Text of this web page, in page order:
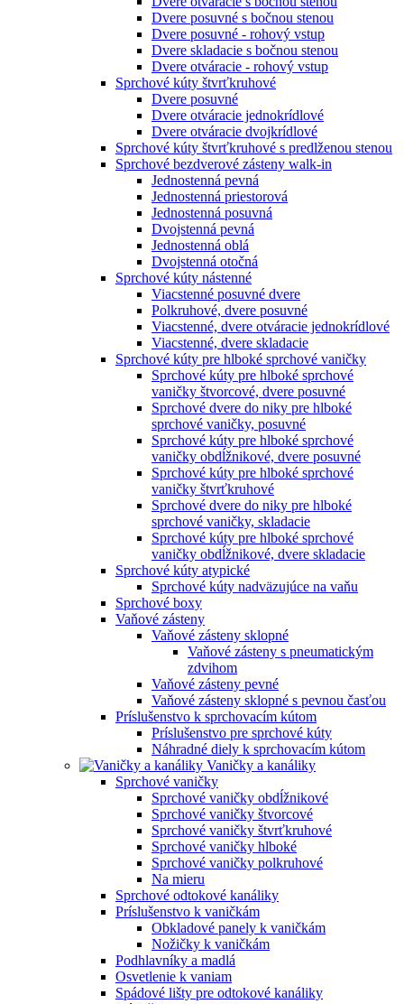
Dvere posuvné s bočnou stenou
Dvere posuvné - rohový vstup
Dvere skladacie s bočnou stenou
Dvere otváracie - rohový vstup
Sprchové kúty štvrťkruhové
Dvere posuvné
Dvere otváracie jednokrídlové
Dvere otváracie dvojkrídlové
Sprchové kúty štvrťkruhové s predlženou stenou
Sprchové bezdverové zásteny walk-in
Jednostenná pevná
Jednostenná priestorová
Jednostenná posuvná
Dvojstenná pevná
Jednostenná oblá
Dvojstenná otočná
Sprchové kúty nástenné
Viacstenné posuvné dvere
Polkruhové, dvere posuvné
Viacstenné, dvere otváracie jednokrídlové
Viacstenné, dvere skladacie
Sprchové kúty pre hlboké sprchové vaničky
Sprchové kúty pre hlboké sprchové
vaničky štvorcové, dvere posuvné
Sprchové dvere do niky pre hlboké
sprchové vaničky, posuvné
Sprchové kúty pre hlboké sprchové
vaničky obdĺžnikové, dvere posuvné
Sprchové kúty pre hlboké sprchové
vaničky štvrťkruhové
Sprchové dvere do niky pre hlboké
sprchové vaničky, skladacie
Sprchové kúty pre hlboké sprchové
vaničky obdĺžnikové, dvere skladacie
Sprchové kúty atypické
Sprchové kúty nadväzujúce na vaňu
Sprchové boxy
Vaňové zásteny
Vaňové zásteny sklopné
Vaňové zásteny s pneumatickým
zdvihom
Vaňové zásteny pevné
Vaňové zásteny sklopné s pevnou časťou
Príslušenstvo k sprchovacím kútom
Príslušenstvo pre sprchové kúty
Náhradné diely k sprchovacím kútom
Vaničky a kanáliky
Sprchové vaničky
Sprchové vaničky obdĺžnikové
Sprchové vaničky štvorcové
Sprchové vaničky štvrťkruhové
Sprchové vaničky hlboké
Sprchové vaničky polkruhové
Na mieru
Sprchové odtokové kanáliky
Príslušenstvo k vaničkám
Obkladové panely k vaničkám
Nožičky k vaničkám
Podhlavníky a madlá
Osvetlenie k vaniam
Spádové lišty pre odtokové kanáliky